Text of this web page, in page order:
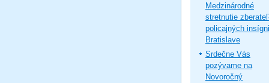
Medzinárodné
stretnutie
policajných
Bratislave
Srdečne Vás
pozývame na
Novoročný